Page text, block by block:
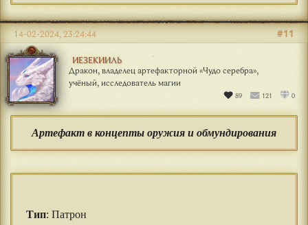
ИЕЗЕКИИЛЬ
Дракон, владелец артефакторной «Чудо серебра»,
учёный, исследователь магии
89 121 0
#11
14-02-2024, 23:24:44
Артефакт в концепты оружия и обмундирования
Тип: Патрон